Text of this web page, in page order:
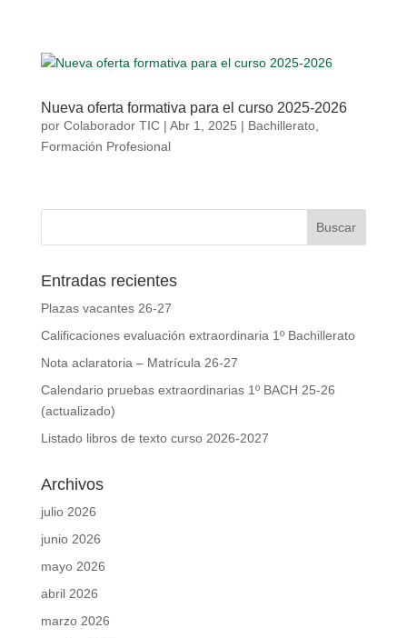
Nueva oferta formativa para el curso 2025-2026
por Colaborador TIC| Abr 1, 2025 | Bachillerato,
Formación Profesional
Entradas recientes
Plazas vacantes 26-27
Calificaciones evaluación extraordinaria 1º Bachillerato
Nota aclaratoria – Matrícula 26-27
Calendario pruebas extraordinarias 1º BACH 25-26
(actualizado)
Listado libros de texto curso 2026-2027
Archivos
julio 2026
junio 2026
mayo 2026
abril 2026
marzo 2026